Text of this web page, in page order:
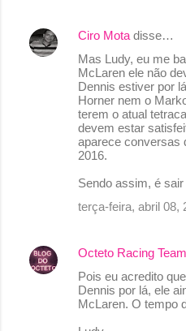
Ciro Mota disse…
Mas Ludy, eu me
McLaren ele não
Dennis estiver por
Horner nem o
terem o atual
devem estar
aparece conversas
2016.
Sendo assim, é
terça-feira, abril 08,
Octeto Racing Team
Pois eu acredito
Dennis por lá, ele
McLaren. O tempo